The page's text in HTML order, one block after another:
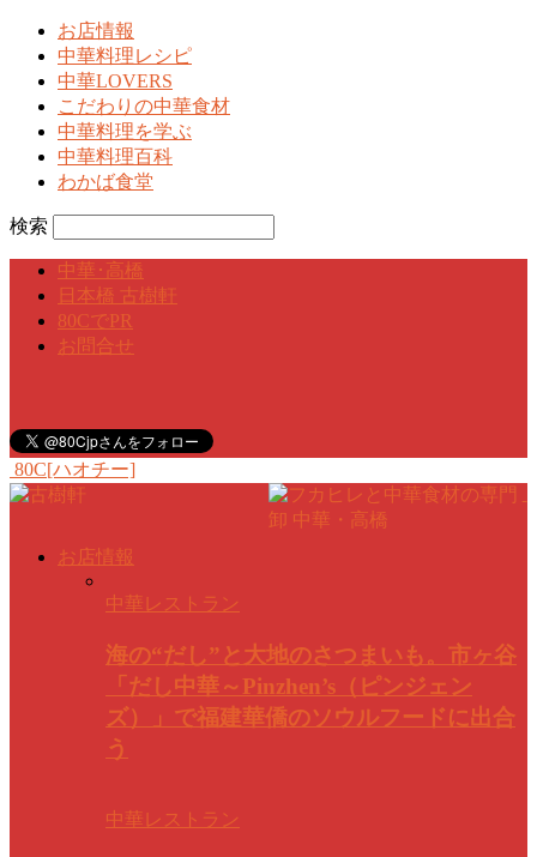
お店情報
中華料理レシピ
中華LOVERS
こだわりの中華食材
中華料理を学ぶ
中華料理百科
わかば食堂
検索
中華･高橋
日本橋 古樹軒
80CでPR
お問合せ
80C[ハオチー]
お店情報
中華レストラン
海の“だし”と大地のさつまいも。市ヶ谷
「だし中華～Pinzhen’s（ピンジェン
ズ）」で福建華僑のソウルフードに出合
う
中華レストラン